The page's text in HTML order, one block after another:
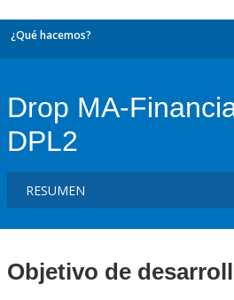
¿Qué hacemos?
Drop MA-
DPL2
Objetivo de